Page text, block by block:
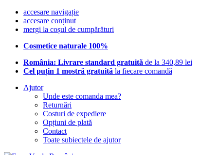
accesare navigație
accesare conținut
mergi la coșul de cumpărături
Cosmetice naturale 100%
România: Livrare standard gratuită de la 340,89 lei
Cel puțin 1 mostră gratuită la fiecare comandă
Ajutor
Unde este comanda mea?
Returnări
Costuri de expediere
Opțiuni de plată
Contact
Toate subiectele de ajutor